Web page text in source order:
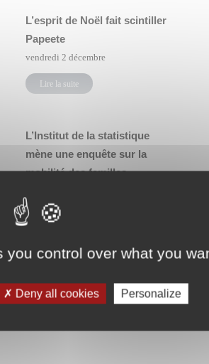
L’esprit de Noël fait scintiller
Papeete
vendredi 2 décembre
Lire la suite
L’Institut de la statistique
mène une enquête sur la
mobilité des familles
Lire la suite
control over what you
Deny all cookies Personalize